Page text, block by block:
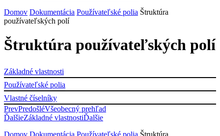
Domov Dokumentácia Používateľské polia Štruktúra
používateľských polí
Štruktúra používateľských polí
Základné vlastnosti
Používateľské polia
Vlastné číselníky
PrevPredošléVšeobecný prehľad
ĎalšieZákladné vlastnostiĎalšie
Domov Dokumentácia Používateľské polia Štruktúra